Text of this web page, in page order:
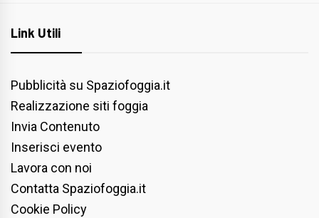
Link Utili
Pubblicità su Spaziofoggia.it
Realizzazione siti foggia
Invia Contenuto
Inserisci evento
Lavora con noi
Contatta Spaziofoggia.it
Cookie Policy